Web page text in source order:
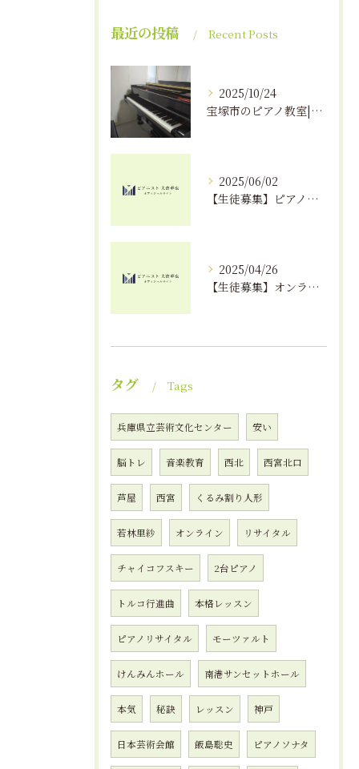
最近の投稿 Recent Posts
2025/10/24
宝塚市のピアノ教室|えんつミュージック
2025/06/02
【生徒募集】ピアノが上達する秘訣！？｜えんつミュージック
2025/04/26
【生徒募集】オンラインでピアノレッスンが受けられる！？
タグ Tags
兵庫県立芸術文化センター 安い
脳トレ 音楽教育 西北 西宮北口
芦屋 西宮 くるみ割り人形
若林里紗 オンライン リサイタル
チャイコフスキー 2台ピアノ
トルコ行進曲 本格レッスン
ピアノリサイタル モーツァルト
けんみんホール 南港サンセットホール
本気 秘訣 レッスン 神戸
日本芸術会館 飯島聡史 ピアノソナタ